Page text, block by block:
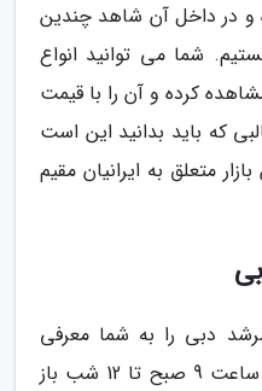
و در داخل آن شاهد چندین
شما می توانید انواع
مشاهده کرده و آن را با قیمت
که باید بدانید این است
متعلق به ایرانیان مقیم
دبی را به شما معرفی
کنیم، باید گفت که این بازار از ساعت 9 صبح تا 12 شب باز